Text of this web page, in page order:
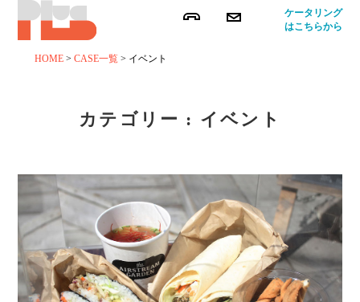
ケータリング
はこちらから
HOME> CASE一覧> イベント
カテゴリー : イベント